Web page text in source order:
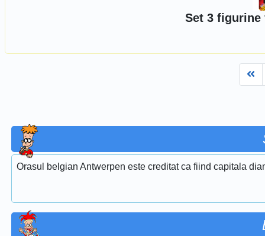
Set 3 figurine
Orasul belgian Antwerpen este creditat ca fiind capitala